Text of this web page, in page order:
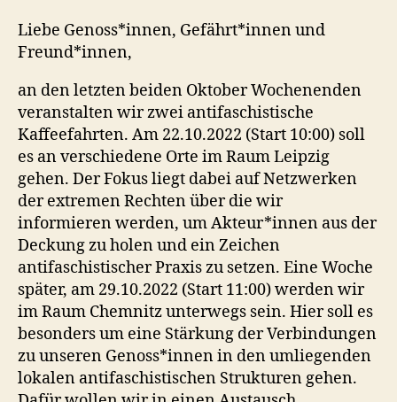
Liebe Genoss*innen, Gefährt*innen und
Freund*innen,
an den letzten beiden Oktober Wochenenden
veranstalten wir zwei antifaschistische
Kaffeefahrten. Am 22.10.2022 (Start 10:00) soll
es an verschiedene Orte im Raum Leipzig
gehen. Der Fokus liegt dabei auf Netzwerken
der extremen Rechten über die wir
informieren werden, um Akteur*innen aus der
Deckung zu holen und ein Zeichen
antifaschistischer Praxis zu setzen. Eine Woche
später, am 29.10.2022 (Start 11:00) werden wir
im Raum Chemnitz unterwegs sein. Hier soll es
besonders um eine Stärkung der Verbindungen
zu unseren Genoss*innen in den umliegenden
lokalen antifaschistischen Strukturen gehen.